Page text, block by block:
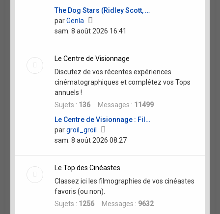
The Dog Stars (Ridley Scott, …
parGenla
le
sam. 8 août 2026 16:41
Le Centre de Visionnage
Discutez de vos récentes expériences
cinématographiques et complétez vos Tops
annuels !
Sujets : 136 Messages : 11499
Le Centre de Visionnage : Fil…
pargroil_groil
le
sam. 8 août 2026 08:27
Le Top des Cinéastes
Classez ici les filmographies de vos cinéastes
favoris (ou non).
Sujets : 1256 Messages : 9632